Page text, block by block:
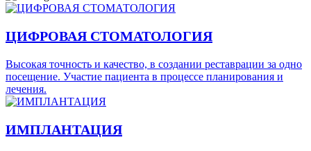
ЦИФРОВАЯ СТОМАТОЛОГИЯ
Высокая точность и качество, в создании реставрации за одно
посещение. Участие пациента в процессе планирования и
лечения.
ИМПЛАНТАЦИЯ